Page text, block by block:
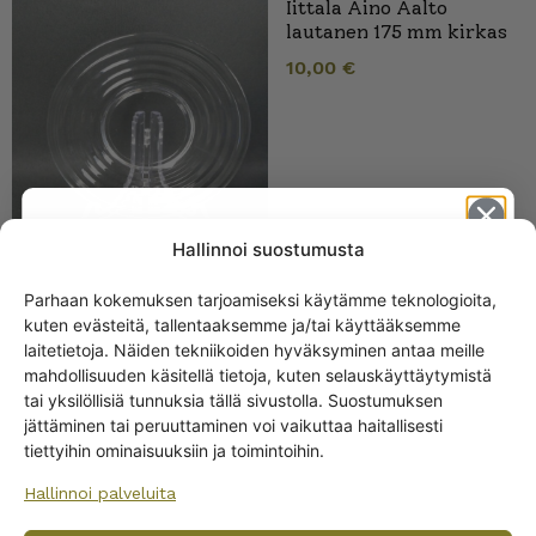
Hallinnoi suostumusta
Parhaan kokemuksen tarjoamiseksi käytämme teknologioita,
kuten evästeitä, tallentaaksemme ja/tai käyttääksemme
laitetietoja. Näiden tekniikoiden hyväksyminen antaa meille
mahdollisuuden käsitellä tietoja, kuten selauskäyttäytymistä
tai yksilöllisiä tunnuksia tällä sivustolla. Suostumuksen
jättäminen tai peruuttaminen voi vaikuttaa haitallisesti
tiettyihin ominaisuuksiin ja toimintoihin.
Hallinnoi palveluita
Iittala Aino Aalto
lautanen 175 mm kirkas
10,00 €
Riihimäki Aino Aalto
Jäätelöpikari
Get -5%
off?
Yes! I want the discount